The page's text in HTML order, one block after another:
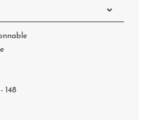
148